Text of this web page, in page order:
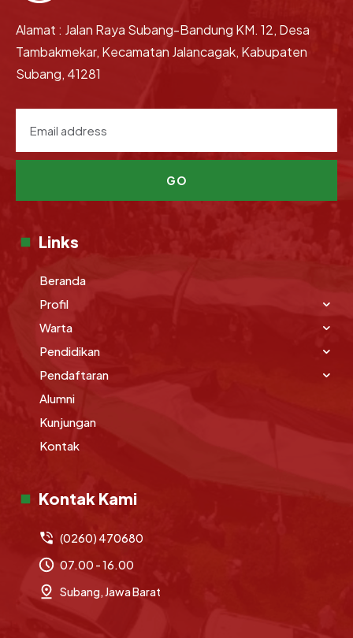
Alamat : Jalan Raya Subang-Bandung KM. 12, Desa
Tambakmekar, Kecamatan Jalancagak, Kabupaten
Subang, 41281
GO
Links
Beranda
Profil
Warta
Pendidikan
Pendaftaran
Alumni
Kunjungan
Kontak
Kontak Kami
(0260) 470680
07.00 - 16.00
Subang, Jawa Barat